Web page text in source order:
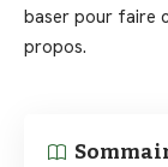
baser pour faire
propos.